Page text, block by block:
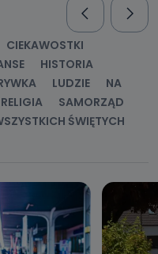
CIEKAWOSTKI
HISTORIA
LUDZIE
NA
RELIGIA
SAMORZĄD
ŚWIĘTYCH